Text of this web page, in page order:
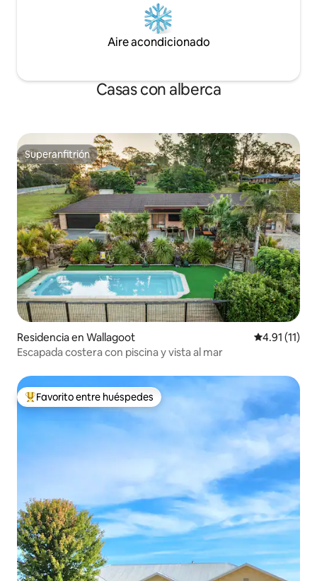
Aire acondicionado
Casas con alberca
Superanfitrión
Superanfitrión
Residencia en Wallagoot Calificación
4.91 (11)
Escapada costera con piscina y vista al mar
De los mejores en Favorito entre huéspedes
Favorito entre huéspedes